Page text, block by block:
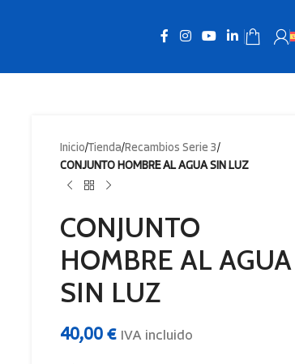
Inicio/Tienda/Recambios Serie 3/
CONJUNTO HOMBRE AL AGUA SIN LUZ
CONJUNTO
HOMBRE AL AGUA
SIN LUZ
40,00 € IVA incluido